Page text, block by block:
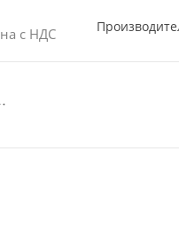
с НДС